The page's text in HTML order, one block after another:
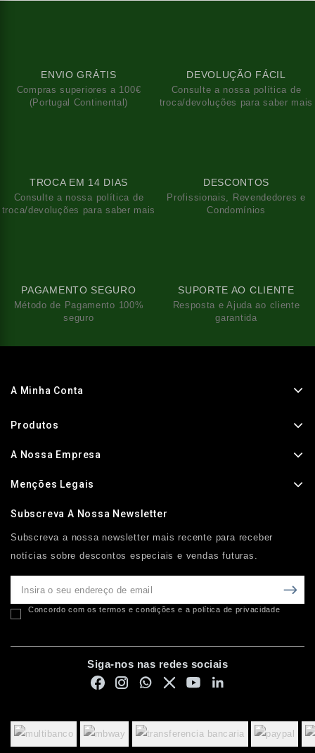
ENVIO GRÁTIS
Compras superiores a 100€
(Portugal Continental)
DEVOLUÇÃO FÁCIL
Consulte a nossa política de
troca/devoluções para saber mais
TROCA EM 14 DIAS
Consulte a nossa política de
troca/devoluções para saber mais
DESCONTOS
Profissionais, Revendedores e
Condomínios
PAGAMENTO SEGURO
Método de Pagamento 100%
seguro
SUPORTE AO CLIENTE
Resposta e Ajuda ao cliente
garantida
A Minha Conta
Produtos
A Nossa Empresa
Menções Legais
Subscreva A Nossa Newsletter
Subscreva a nossa newsletter mais recente para receber
notícias sobre descontos especiais e vendas futuras.
Concordo com os termos e condições e a política de privacidade
Siga-nos nas redes sociais